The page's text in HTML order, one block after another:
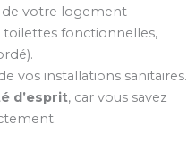
votre logement
toilettes fonctionnelles,
vos installations sanitaires.
d’esprit, car vous savez